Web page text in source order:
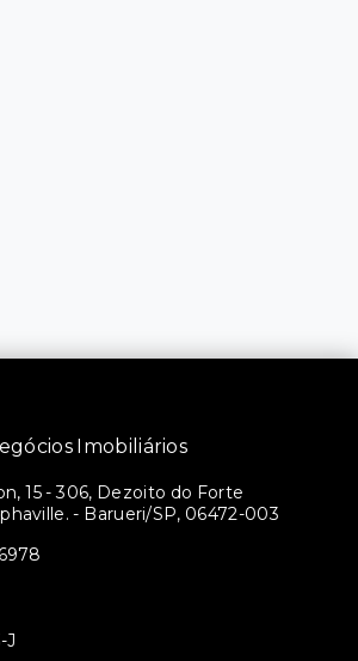
Imobiliários
15 - 306, Dezoito do Forte
- Barueri/SP, 06472-003
J